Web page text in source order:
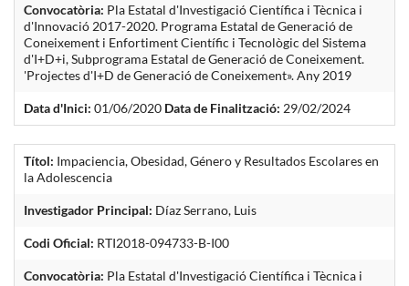
Convocatòria: Pla Estatal d'Investigació Científica i Tècnica i
d'Innovació 2017-2020. Programa Estatal de Generació de
Coneixement i Enfortiment Científic i Tecnològic del Sistema
d'I+D+i, Subprograma Estatal de Generació de Coneixement.
'Projectes d'I+D de Generació de Coneixement». Any 2019
Data d'Inici: 01/06/2020 Data de Finalització: 29/02/2024
Títol: Impaciencia, Obesidad, Género y Resultados Escolares en
la Adolescencia
Investigador Principal: Díaz Serrano, Luis
Codi Oficial: RTI2018-094733-B-I00
Convocatòria: Pla Estatal d'Investigació Científica i Tècnica i